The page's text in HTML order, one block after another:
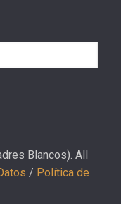
Blancos). All
/ Política de